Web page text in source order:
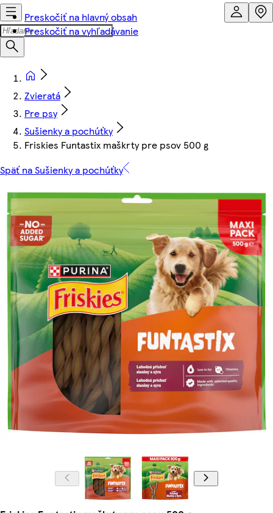
Preskočiť na hlavný obsah
Preskočiť na vyhľadávanie
Zvieratá
Pre psy
Sušienky a pochúťky
Friskies Funtastix maškrty pre psov 500 g
Späť na Sušienky a pochúťky